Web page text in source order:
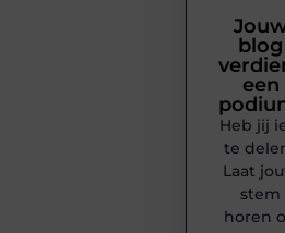
blog
een
Heb jij
te
Laat
stem
horen